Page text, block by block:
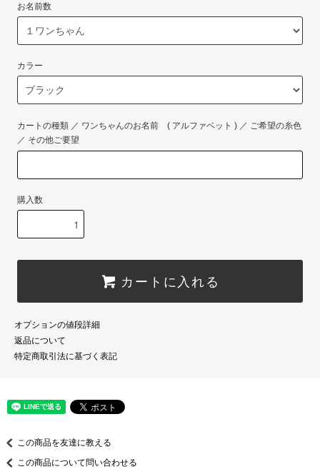
お名前数
カラー
カートの種類 ／ ワンちゃんのお名前 ( アルファベット ) ／ ご希望の糸色
／ その他ご要望
購入数
カートに入れる
オプションの値段詳細
返品について
特定商取引法に基づく表記
この商品を友達に教える
この商品について問い合わせる